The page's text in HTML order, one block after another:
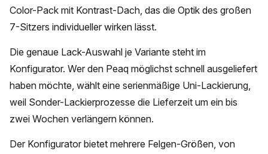
Color-Pack mit Kontrast-Dach, das die Optik des großen
7-Sitzers individueller wirken lässt.
Die genaue Lack-Auswahl je Variante steht im
Konfigurator. Wer den Peaq möglichst schnell ausgeliefert
haben möchte, wählt eine serienmäßige Uni-Lackierung,
weil Sonder-Lackierprozesse die Lieferzeit um ein bis
zwei Wochen verlängern können.
Der Konfigurator bietet mehrere Felgen-Größen, von